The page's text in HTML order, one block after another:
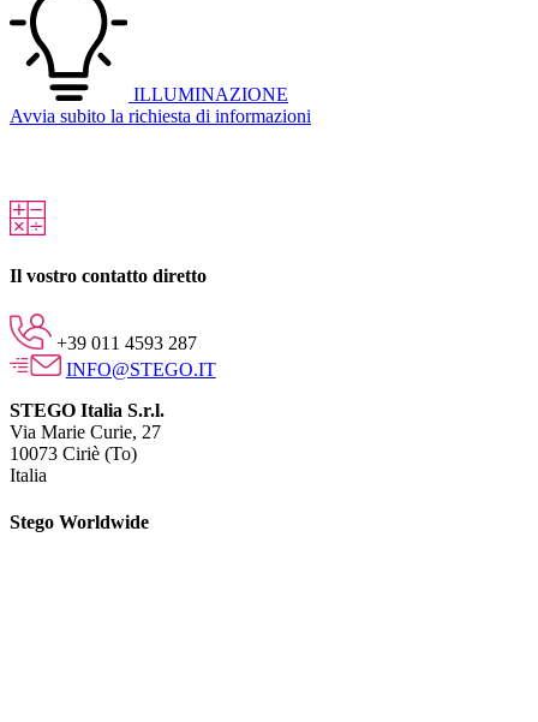
ILLUMINAZIONE
Avvia subito la richiesta di informazioni
Il vostro contatto diretto
+39 011 4593 287
INFO@STEGO.IT
STEGO Italia S.r.l.
Via Marie Curie, 27
10073 Ciriè (To)
Italia
Stego Worldwide